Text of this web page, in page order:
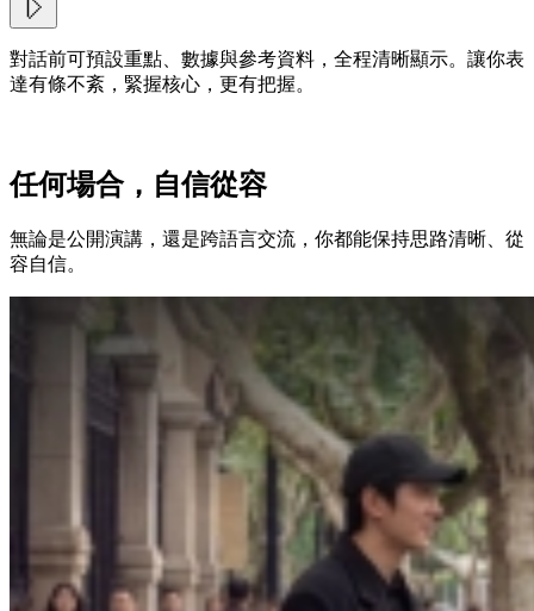
對話前可預設重點、數據與參考資料，全程清晰顯示。讓你表
達有條不紊，緊握核心，更有把握。
任何場合，自信從容
無論是公開演講，還是跨語言交流，你都能保持思路清晰、從
容自信。